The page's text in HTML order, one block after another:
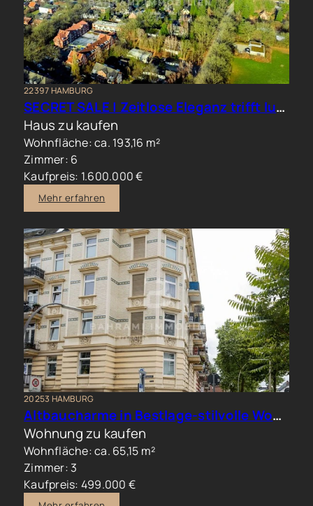
22397 HAMBURG
SECRET SALE | Zeitlose Eleganz trifft luxuriöses Familienwohnen im Hamburger Norden
Haus zu kaufen
Wohnfläche: ca. 193,16 m²
Zimmer: 6
Kaufpreis: 1.600.000 €
Mehr erfahren
20253 HAMBURG
Altbaucharme in Bestlage-stilvolle Wohnung im beliebten Generalsviertel
Wohnung zu kaufen
Wohnfläche: ca. 65,15 m²
Zimmer: 3
Kaufpreis: 499.000 €